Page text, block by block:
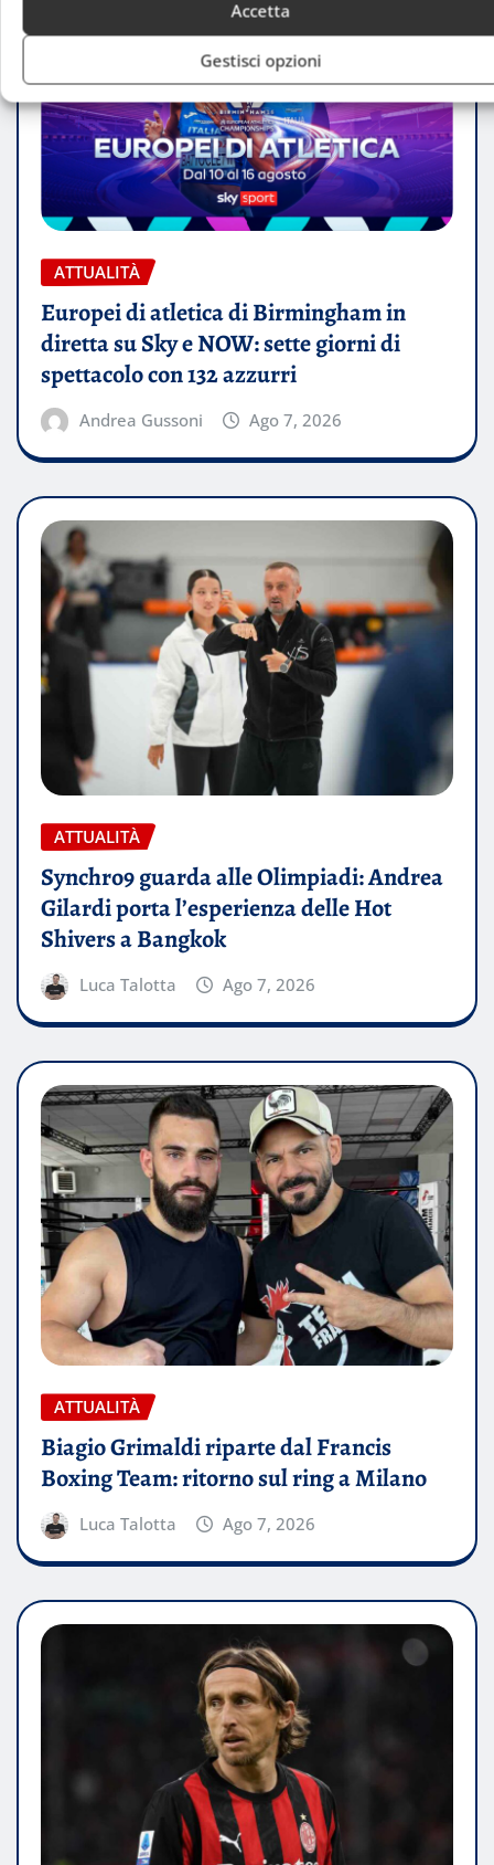
Accetta
Gestisci opzioni
ATTUALITÀ
Europei di atletica di Birmingham in
diretta su Sky e NOW: sette giorni di
spettacolo con 132 azzurri
Andrea Gussoni Ago 7, 2026
ATTUALITÀ
Synchro9 guarda alle Olimpiadi: Andrea
Gilardi porta l’esperienza delle Hot
Shivers a Bangkok
Luca Talotta Ago 7, 2026
ATTUALITÀ
Biagio Grimaldi riparte dal Francis
Boxing Team: ritorno sul ring a Milano
Luca Talotta Ago 7, 2026